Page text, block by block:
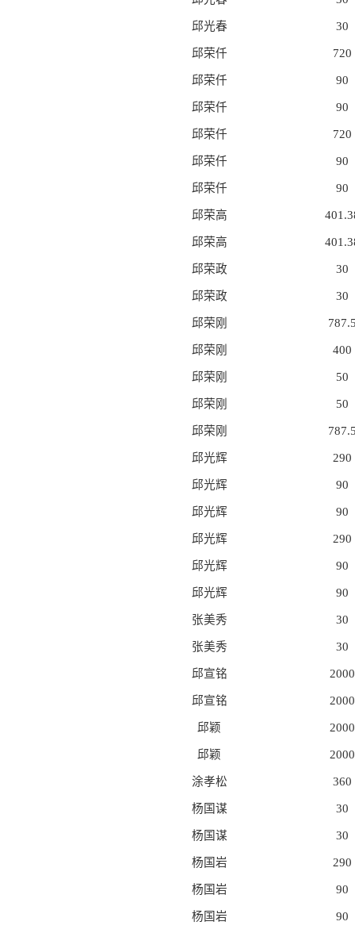
邱光春 30
邱荣仟 720
邱荣仟 90
邱荣仟 90
邱荣仟 720
邱荣仟 90
邱荣仟 90
邱荣高
邱荣高
邱荣政 30
邱荣政 30
邱荣刚
邱荣刚 400
邱荣刚 50
邱荣刚 50
邱荣刚
邱光辉 290
邱光辉 90
邱光辉 90
邱光辉 290
邱光辉 90
邱光辉 90
张美秀 30
张美秀 30
邱宣铭 2000
邱宣铭 2000
邱颖 2000
邱颖 2000
涂孝松 360
杨国谋 30
杨国谋 30
杨国岩 290
杨国岩 90
杨国岩 90